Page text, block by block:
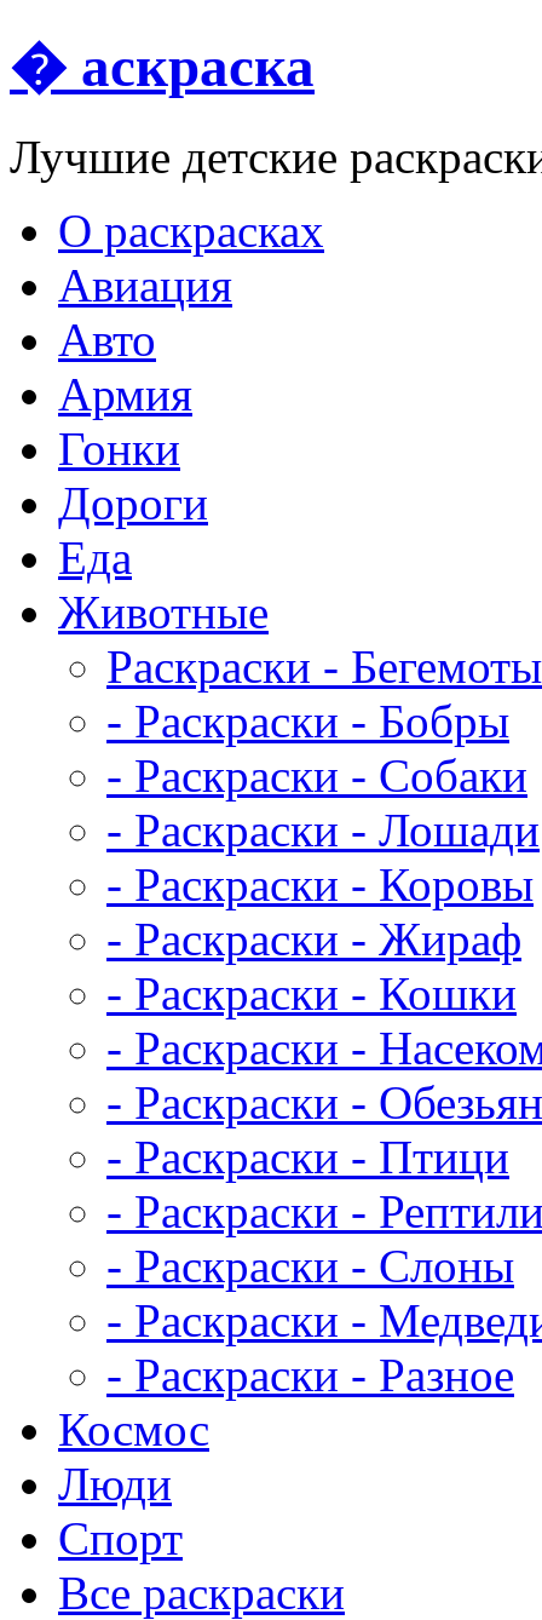
� аскраска
Лучшие детские
О раскрасках
Авиация
Авто
Армия
Гонки
Дороги
Еда
Животныe
Раскраски - Бегемоты
- Раскраски - Бобры
- Раскраски - Собаки
- Раскраски - Лошади
- Раскраски - Коровы
- Раскраски - Жираф
- Раскраски - Кошки
- Раскраски -
- Раскраски -
- Раскраски - Птици
- Раскраски -
- Раскраски - Слоны
- Раскраски -
- Раскраски - Разное
Космос
Люди
Спорт
Все раскраски